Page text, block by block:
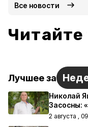
Все новости
Лучшее за
Николай
Засосны:
2 августа ,